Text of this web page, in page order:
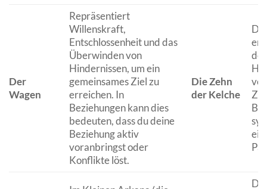
Der
Wagen
Repräsentiert
Willenskraft,
Entschlossenheit und das
Überwinden von
Hindernissen, um ein
gemeinsames Ziel zu
erreichen. In
Beziehungen kann dies
bedeuten, dass du deine
Beziehung aktiv
voranbringst oder
Konflikte löst.
Die Zehn
der Kelche